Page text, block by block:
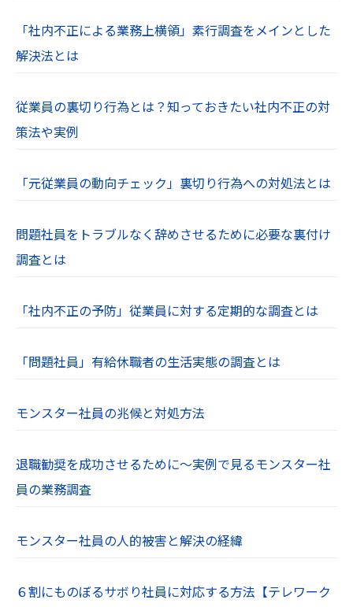
「社内不正による業務上横領」素行調査をメインとした
解決法とは
従業員の裏切り行為とは？知っておきたい社内不正の対
策法や実例
「元従業員の動向チェック」裏切り行為への対処法とは
問題社員をトラブルなく辞めさせるために必要な裏付け
調査とは
「社内不正の予防」従業員に対する定期的な調査とは
「問題社員」有給休職者の生活実態の調査とは
モンスター社員の兆候と対処方法
退職勧奨を成功させるために～実例で見るモンスター社
員の業務調査
モンスター社員の人的被害と解決の経緯
６割にものぼるサボり社員に対応する方法【テレワーク